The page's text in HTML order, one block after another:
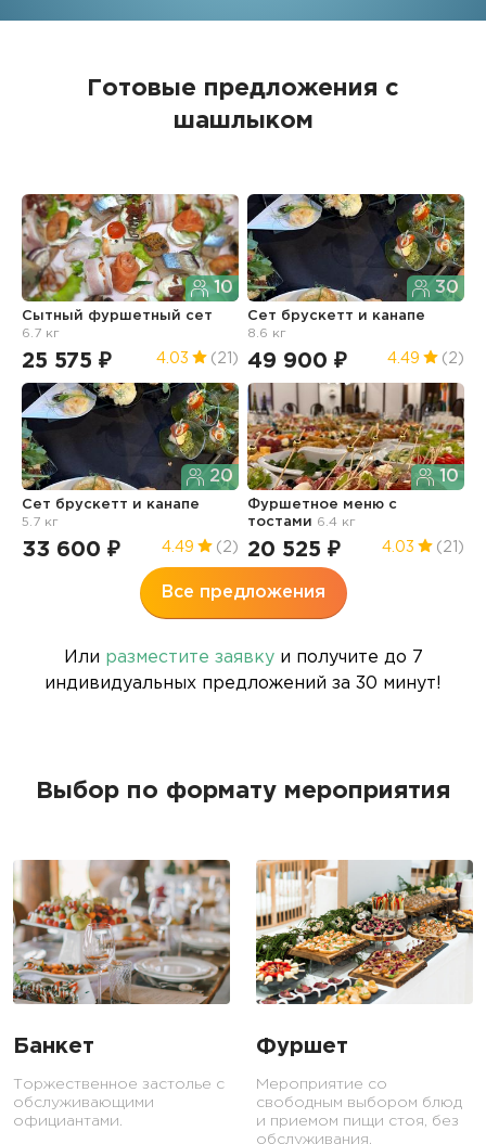
Готовые предложения с
шашлыком
10
Сытный фуршетный сет
6.7 кг
25 575 ₽ 4.03 (21)
30
Сет брускетт и канапе
8.6 кг
49 900 ₽ 4.49 (2)
20
Сет брускетт и канапе
5.7 кг
33 600 ₽ 4.49 (2)
10
Фуршетное меню с
тостами 6.4 кг
20 525 ₽ 4.03 (21)
Все предложения
Или разместите заявкуи получите до 7
индивидуальных предложений за 30 минут!
Выбор по формату мероприятия
Банкет
Торжественное застолье с
обслуживающими
официантами.
Фуршет
Мероприятие со
свободным выбором блюд
и приемом пищи стоя, без
обслуживания.